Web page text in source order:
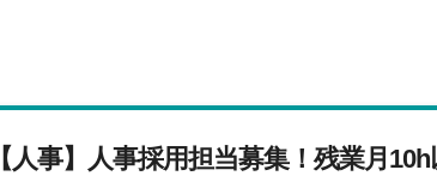
【人事】人事採用担当募集！残業月